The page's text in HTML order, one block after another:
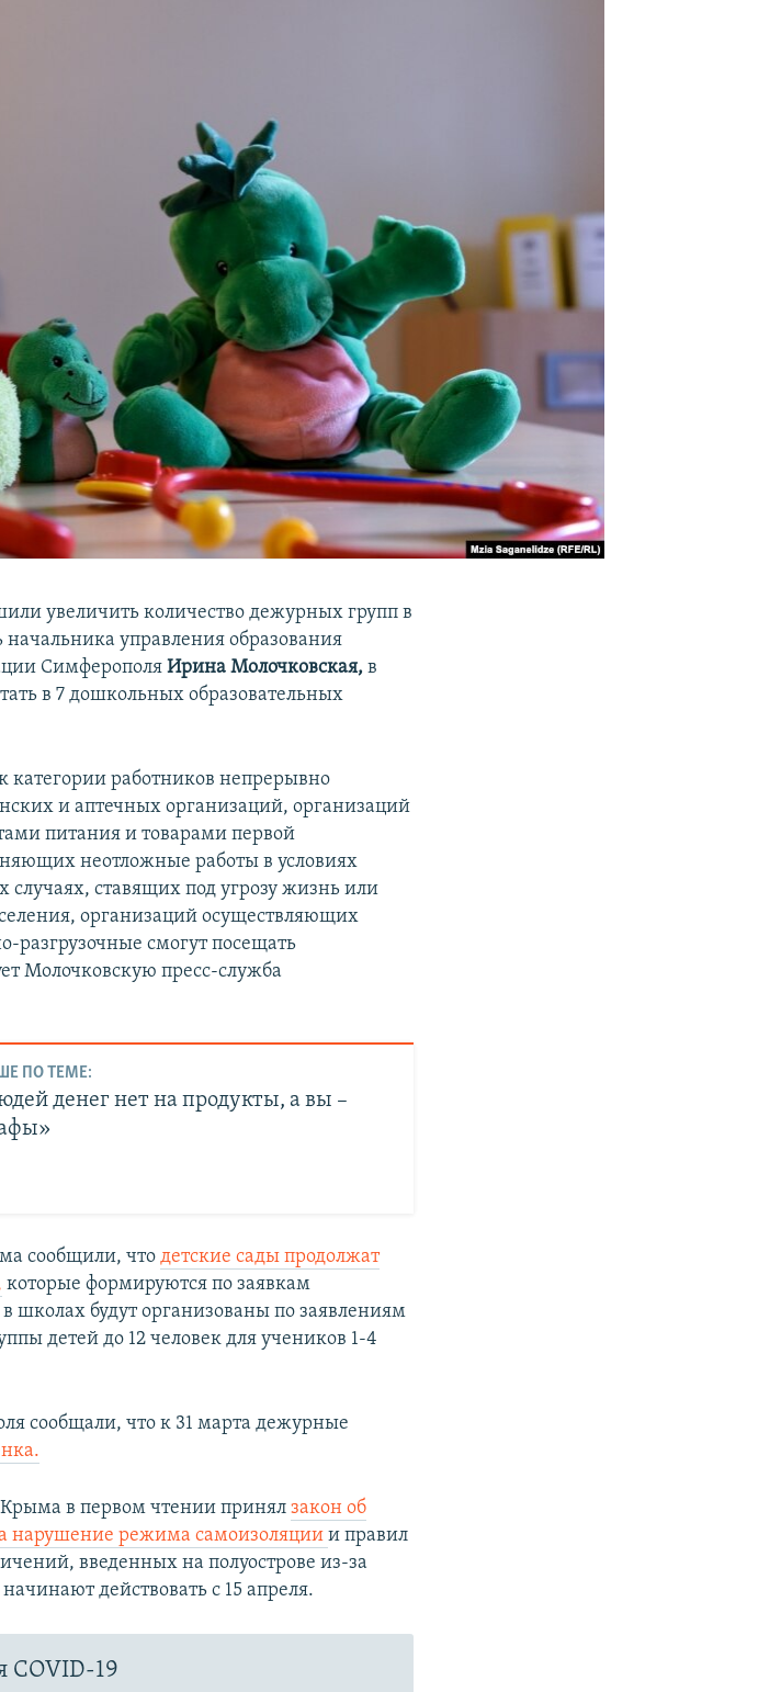
увеличить количество дежурных групп в
управления образования
Симферополя Ирина Молочковская,в
в 7 дошкольных образовательных
категории работников непрерывно
и аптечных организаций, организаций
питания и товарами первой
неотложные работы в условиях
случаях, ставящих под угрозу жизнь или
организаций осуществляющих
разгрузочные смогут посещать
Молочковскую пресс-служба
ПО ТЕМЕ:
денег нет на продукты, а вы –
сообщили, чтодетские сады продолжат
которые формируются по заявкам
школах будут организованы по заявлениям
детей до 12 человек для учеников 1-4
сообщали, что к 31 марта дежурные
в первом чтении принялзакон об
нарушение режима самоизоляциии правил
введенных на полуострове из-за
действовать с 15 апреля.
COVID-19